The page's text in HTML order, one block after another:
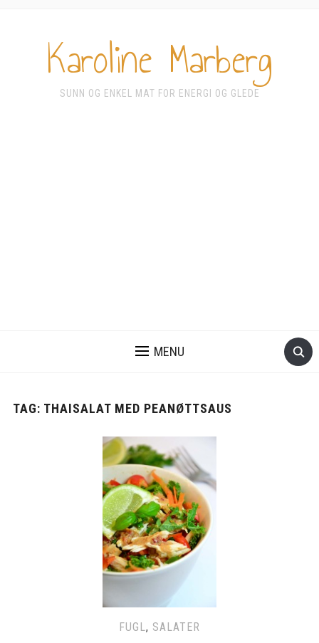
Karoline Marberg
SUNN OG ENKEL MAT FOR ENERGI OG GLEDE
MENU
TAG: THAISALAT MED PEANØTTSAUS
FUGL, SALATER